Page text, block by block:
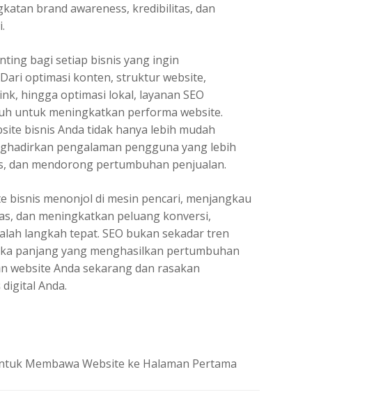
brand awareness, kredibilitas, dan
bagi setiap bisnis yang ingin
optimasi konten, struktur website,
hingga optimasi lokal, layanan SEO
untuk meningkatkan performa website.
bisnis Anda tidak hanya lebih mudah
pengalaman pengguna yang lebih
dan mendorong pertumbuhan penjualan.
bisnis menonjol di mesin pencari, menjangkau
dan meningkatkan peluang konversi,
langkah tepat. SEO bukan sekadar tren
panjang yang menghasilkan pertumbuhan
website Anda sekarang dan rasakan
Anda.
Membawa Website ke Halaman Pertama